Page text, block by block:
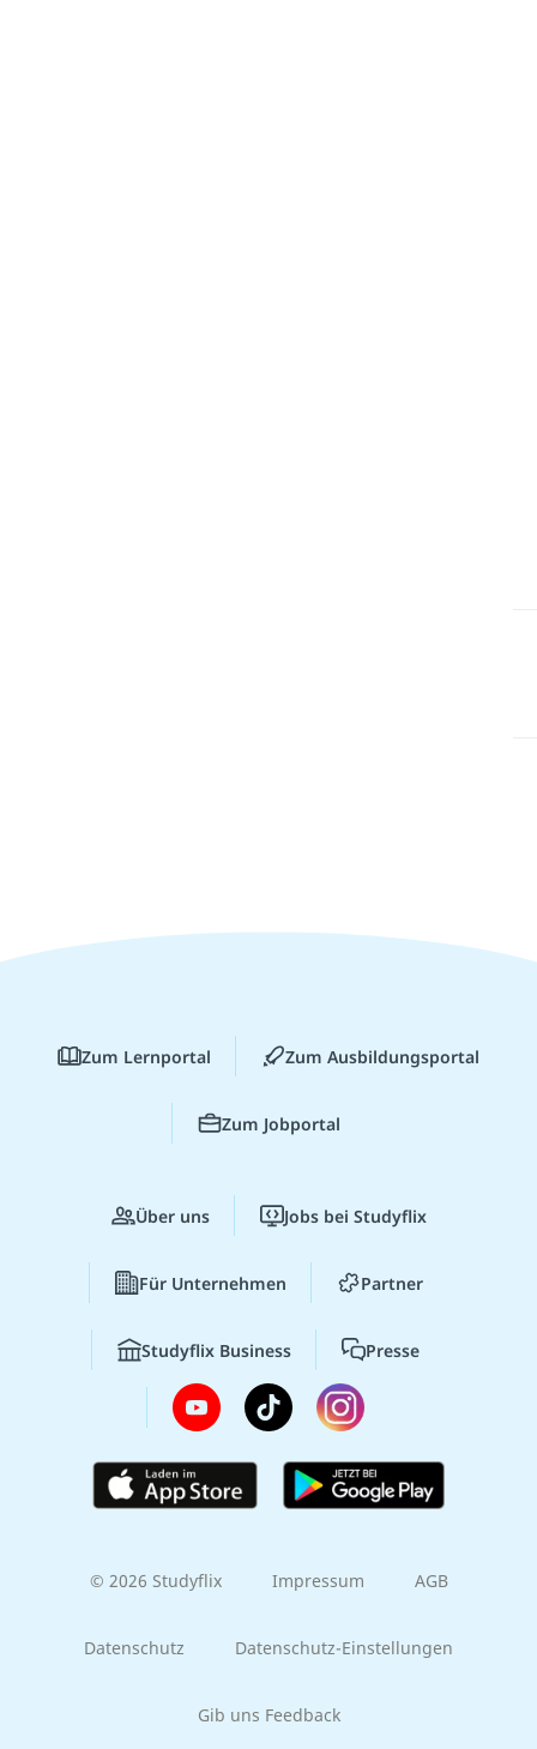
Zum Lernportal Zum Ausbildungsportal
Zum Jobportal
Über uns Jobs bei Studyflix
Für Unternehmen Partner
Studyflix Business Presse
© 2026 Studyflix Impressum AGB
Datenschutz Datenschutz-Einstellungen
Gib uns Feedback